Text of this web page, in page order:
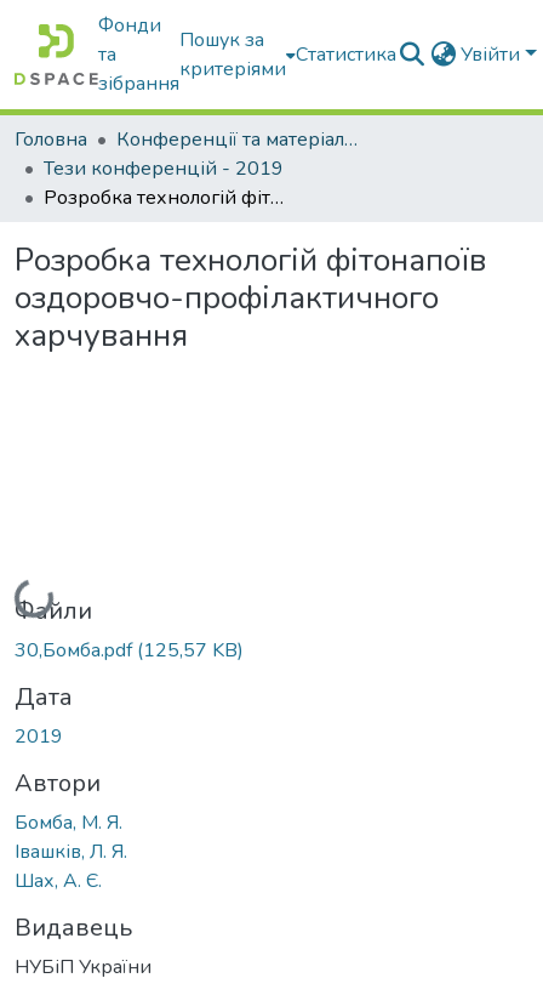
Фонди
та
зібрання
Пошук за
критеріями
Статистика Увійти
Головна
Конференції та матеріали конференцій
Тези конференцій - 2019
Розробка технологій фітонапоїв оздоровчо-профілактичного харчування
Розробка технологій фітонапоїв
оздоровчо-профілактичного
харчування
Вантажиться...
Файли
30,Бомба.pdf(125,57 KB)
Дата
2019
Автори
Бомба, М. Я.
Івашків, Л. Я.
Шах, А. Є.
Видавець
НУБіП України